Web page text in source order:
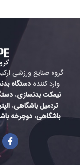
گروه صنایع ورزشی
وارد کنندهدستگاه
نیمکت بدنسازی،
تردمیل باشگاهی،
باشگاهی، دوچرخه